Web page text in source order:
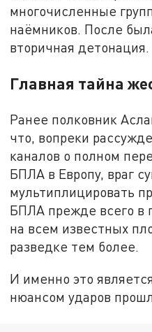
многочисленные
наёмников. После
вторичная детонация.
Главная тайна
Ранее полковник
что, вопреки
каналов о полном
БПЛА в Европу, враг
мультиплицировать
БПЛА прежде всего в
на всем известных
разведке тем более.
И именно это
нюансом ударов